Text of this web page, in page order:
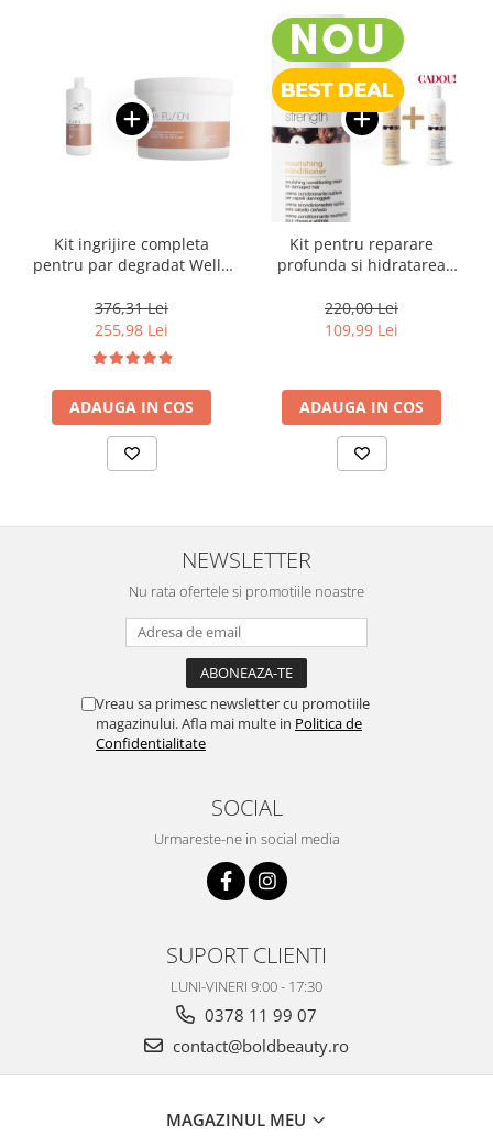
Kit ingrijire completa
pentru par degradat Wella
Salon Size
376,31 Lei
255,98 Lei
ADAUGA IN COS
Kit pentru reparare
profunda si hidratarea
Milk Shake Integrity &
Strength Nourishing
220,00 Lei
109,99 Lei
ADAUGA IN COS
NEWSLETTER
Nu rata ofertele si promotiile noastre
Vreau sa primesc newsletter cu promotiile
magazinului. Afla mai multe in Politica de
Confidentialitate
SOCIAL
Urmareste-ne in social media
SUPORT CLIENTI
LUNI-VINERI 9:00 - 17:30
0378 11 99 07
contact@boldbeauty.ro
MAGAZINUL MEU